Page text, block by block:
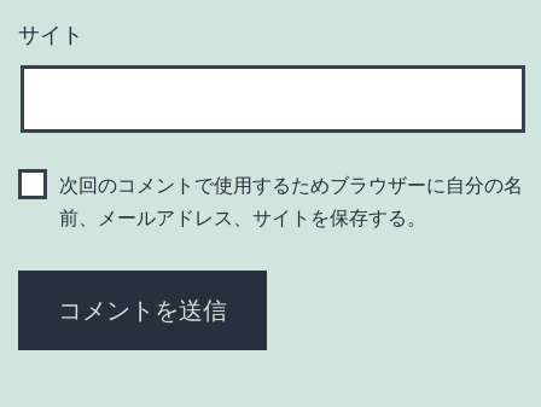
サイト
次回のコメントで使用するためブラウザーに自分の名
前、メールアドレス、サイトを保存する。